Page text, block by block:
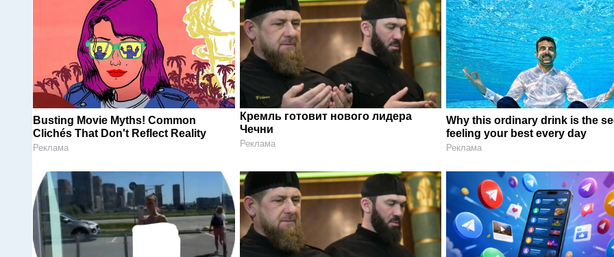
Busting Movie Myths! Common
Clichés That Don't Reflect Reality
Реклама
Кремль готовит нового лидера
Чечни
Реклама
Why this ordinary drink is the
feeling your best every day
Реклама